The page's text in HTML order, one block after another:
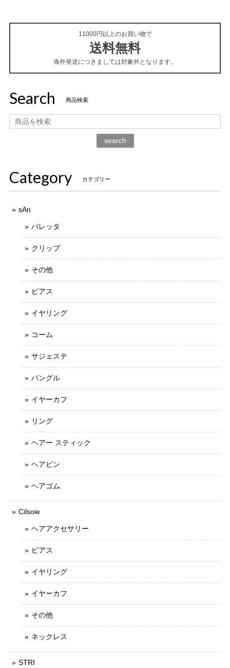
11000円以上のお買い物で
送料無料
海外発送につきましては対象外となります。
Search 商品検索
search
Category カテゴリー
sAn
バレッタ
クリップ
その他
ピアス
イヤリング
コーム
サジェステ
バングル
イヤーカフ
リング
ヘアー スティック
ヘアピン
ヘアゴム
Cilsoie
ヘアアクセサリー
ピアス
イヤリング
イヤーカフ
その他
ネックレス
STRI